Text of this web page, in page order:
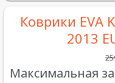
Коврики EVA
2013
Максимальная